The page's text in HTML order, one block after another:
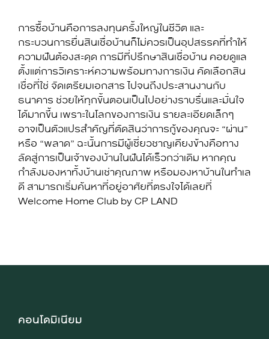
การซื้อบ้านคือการลงทุนครั้งใหญ่ในชีวิต และ
กระบวนการยื่นสินเชื่อบ้านก็ไม่ควรเป็นอุปสรรคที่ทำให้
ความฝันต้องสะดุด การมีที่ปรึกษาสินเชื่อบ้าน คอยดูแล
ตั้งแต่การวิเคราะห์ความพร้อมทางการเงิน คัดเลือกสิน
เชื่อที่ใช่ จัดเตรียมเอกสาร ไปจนถึงประสานงานกับ
ธนาคาร ช่วยให้ทุกขั้นตอนเป็นไปอย่างราบรื่นและมั่นใจ
ได้มากขึ้น เพราะในโลกของการเงิน รายละเอียดเล็กๆ
อาจเป็นตัวแปรสำคัญที่ตัดสินว่าการกู้ของคุณจะ “ผ่าน”
หรือ “พลาด” ฉะนั้นการมีผู้เชี่ยวชาญเคียงข้างคือทาง
ลัดสู่การเป็นเจ้าของบ้านในฝันได้เร็วกว่าเดิม หากคุณ
กำลังมองหาทั้งบ้านเช่าคุณภาพ หรือมองหาบ้านในทำเล
ดี สามารถเริ่มค้นหาที่อยู่อาศัยที่ตรงใจได้เลยที่
Welcome Home Club by CP LAND
คอนโดมิเนียม